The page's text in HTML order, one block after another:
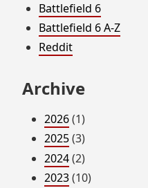
Battlefield 6
Battlefield 6 A-Z
Reddit
Archive
2026(1)
2025(3)
2024(2)
2023(10)